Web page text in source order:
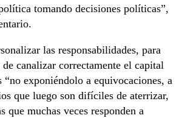
tomando decisiones políticas”,
las responsabilidades, para
canalizar correctamente el capital
exponiéndolo a equivocaciones, a
que luego son difíciles de aterrizar,
que muchas veces responden a